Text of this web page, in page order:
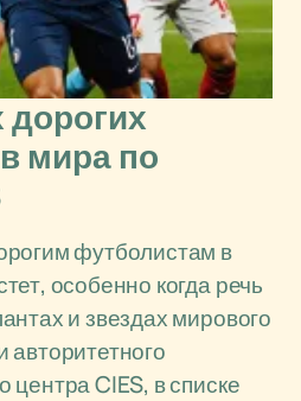
мира по
футболистам в
особенно когда речь
и звездах мирового
центра CIES, в списке